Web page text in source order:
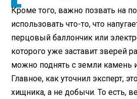
Кроме того, важно позвать на
использовать что-то, что
перцовый баллончик или
которого уже заставит зверей
можно поднять с земли камень
Главное, как уточнил эксперт,
хищника, а не добычи. То есть,